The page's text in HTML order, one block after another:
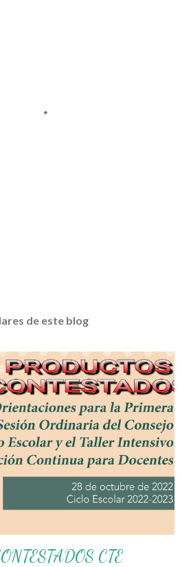
de este blog
CTE